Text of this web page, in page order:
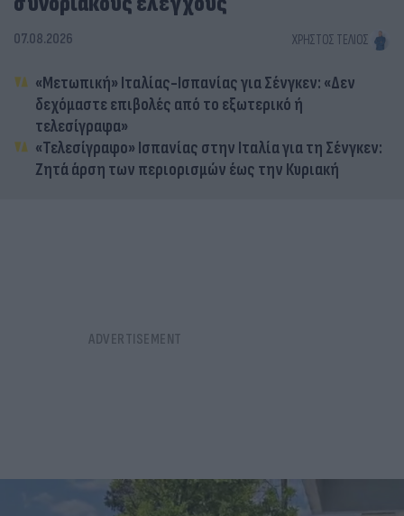
07.08.2026 ΧΡΉΣΤΟΣ ΤΈΛΙΟΣ
«Μετωπική» Ιταλίας-Ισπανίας για Σένγκεν: «Δεν
δεχόμαστε επιβολές από το εξωτερικό ή
τελεσίγραφα»
«Τελεσίγραφο» Ισπανίας στην Ιταλία για τη Σένγκεν:
Ζητά άρση των περιορισμών έως την Κυριακή